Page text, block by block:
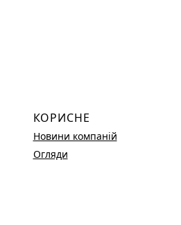
КОРИСНЕ
Новини компаній
Огляди